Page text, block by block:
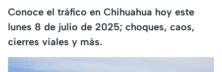
Conoce el tráfico en Chihuahua hoy este
lunes 8 de julio de 2025; choques, caos,
cierres viales y más.